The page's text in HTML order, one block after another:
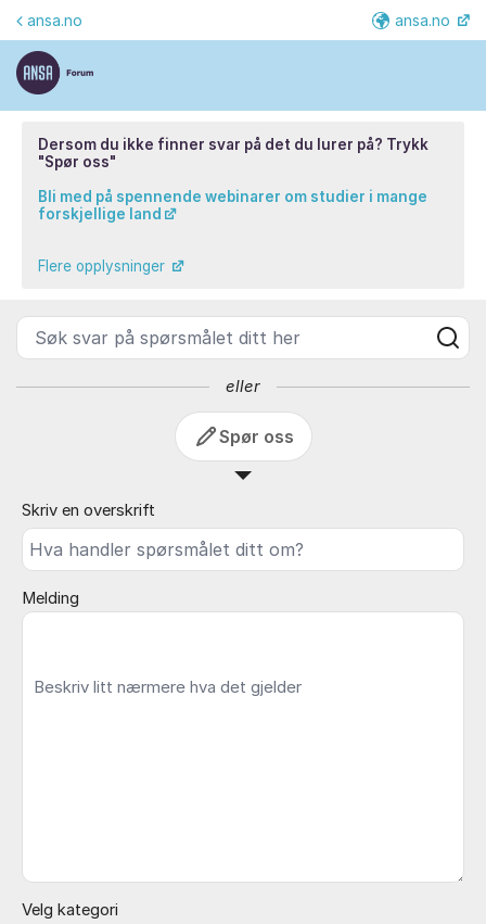
Gå til innhold
ANSA Forum - ANSA
ansa.no ansa.no
Dersom du ikke finner svar på det du lurer på? Trykk
"Spør oss"
Bli med på spennende webinarer om studier i mange
forskjellige land
Flere opplysninger
Søk svar på spørsmålet ditt her
eller
Spør oss
Skriv en overskrift
Melding
Velg kategori